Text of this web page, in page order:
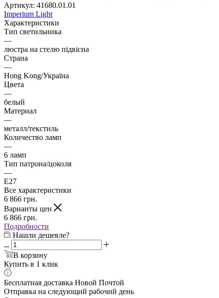
Артикул: 41680.01.01
Imperium Light
Характеристики
Тип светильника
—
люстра на стелю підвісна
Страна
—
Hong Kong/Україна
Цвета
—
белый
Материал
—
металл/текстиль
Количество ламп
—
6 ламп
Тип патрона/цоколя
—
E27
Все характеристики
6 866 грн.
Варианты цен
6 866 грн.
Подробности
Нашли дешевле?
В корзину
Купить в 1 клик
Бесплатная доставка Новой Почтой
Отправка на следующий рабочий день